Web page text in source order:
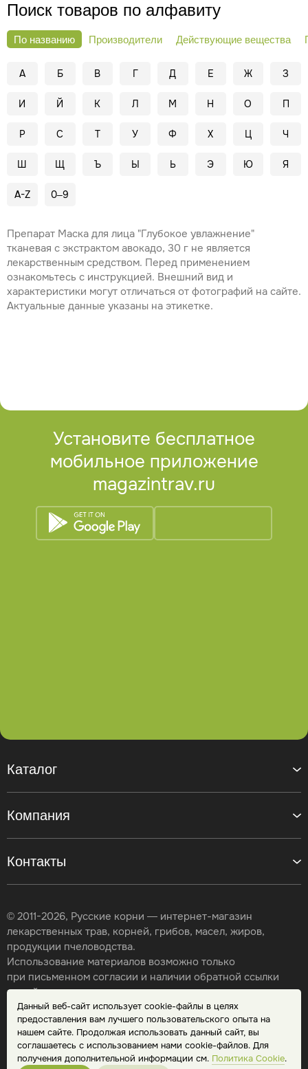
Данный веб-сайт использует cookie-файлы в целях
предоставления вам лучшего пользовательского опыта на
нашем сайте. Продолжая использовать данный сайт, вы
соглашаетесь с использованием нами cookie-файлов. Для
получения дополнительной информации см. Политика Cookie.
Поиск товаров по алфавиту
По названию Производители Действующие вещества
А Б В Г Д Е Ж З
И Й К Л М Н О П
Р С Т У Ф Х Ц Ч
Ш Щ Ъ Ы Ь Э Ю Я
A-Z 0–9
Препарат Маска для лица "Глубокое увлажнение"
тканевая с экстрактом авокадо, 30 г не является
лекарственным средством. Перед применением
ознакомьтесь с инструкцией. Внешний вид и
характеристики могут отличаться от фотографий на сайте.
Актуальные данные указаны на этикетке.
Установите бесплатное
мобильное приложение
magazintrav.ru
Контакты
Каталог
Компания
© 2011-2026, Русские корни — интернет-магазин
лекарственных трав, корней, грибов, масел, жиров,
продукции пчеловодства.
Использование материалов возможно только
при письменном согласии и наличии обратной ссылки
на сайт.
Карта сайта
Политика конфиденциальности
Публичная оферта
Обработка персональных данных